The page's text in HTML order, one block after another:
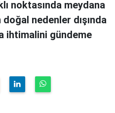
noktasında meydana
nedenler dışında
ihtimalini gündeme